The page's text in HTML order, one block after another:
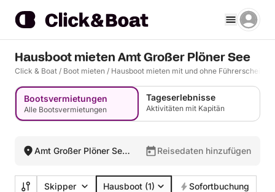
Hausboot mieten Amt Großer Plöner See
Click & Boat / Boot mieten / Hausboot mieten mit und ohne Führerschein
Bootsvermietungen
Alle Bootsvermietungen
Tageserlebnisse
Aktivitäten mit Kapitän
Amt Großer Plöner See,
Reisedaten hinzufügen
Skipper Hausboot (1) Sofortbuchung